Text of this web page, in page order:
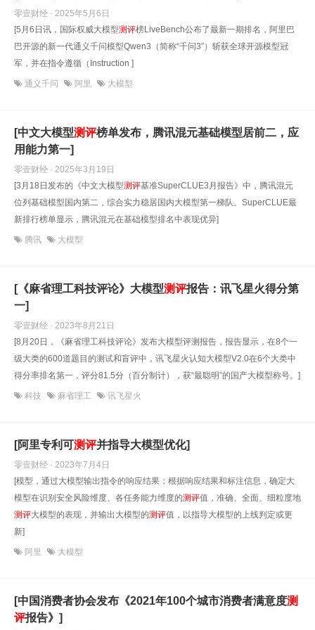
零壹财经 · 2025年5月6日
[5月6日讯，国际权威大模型测评榜LiveBench公布了最新一期排名，阿里巴
巴开源的新一代通义千问模型Qwen3（简称“千问3”）斩获全球开源模型冠
军，并在指令遵循（Instruction ]
通义千问 阿里 大模型
[中文大模型测评榜单发布，腾讯混元基础模型居前二，应
用能力第一]
零壹财经 · 2025年3月19日
[3月18日发布的《中文大模型测评基准SuperCLUE3月报告》中，腾讯混元
位列基础模型国内第二，综合实力稳居国内大模型第一梯队。SuperCLUE最
新排行榜单显示，腾讯混元在基础模型排名中表现优异]
腾讯 大模型
[《麻省理工科技评论》大模型测评报告：讯飞星火得分第
一]
零壹财经 · 2023年8月21日
[8月20日，《麻省理工科技评论》发布大模型评测报告，报告显示，在8个一
级大类的600道题目的测试和盲评中，讯飞星火认知大模型V2.0在6个大类中
得分率排名第一，评分81.5分（百分制计），获“最聪明”的国产大模型称号。]
科技 麻省理工 讯飞星火
[阿里专利可测评并指导大模型优化]
零壹财经 · 2023年7月4日
[模型，通过大模型输出指令的响应结果；根据响应结果和标注信息，确定大
模型在识别安全风险维度、各任务能力维度的测评值，准确、全面、细粒度地
测评大模型的表现，并输出大模型的测评值，以指导大模型的上线判定或更
新]
阿里 大模型
[中国消费者协会发布《2021年100个城市消费者满意度测
评报告》]